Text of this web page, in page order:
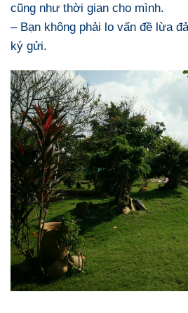
cũng như thời gian cho mình.
– Bạn không phải lo vấn đề lừa
ký gửi.